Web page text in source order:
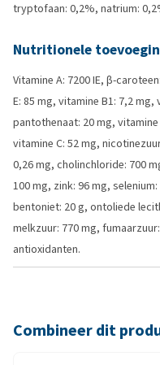
tryptofaan: 0,2%, natrium:
Nutritionele
Vitamine A: 7200 IE, β-
E: 85 mg, vitamine B1: 7,2
pantothenaat: 20 mg,
vitamine C: 52 mg,
0,26 mg, cholinchloride: 700
100 mg, zink: 96 mg,
bentoniet: 20 g, ontoliede
melkzuur: 770 mg,
antioxidanten.
Combineer dit